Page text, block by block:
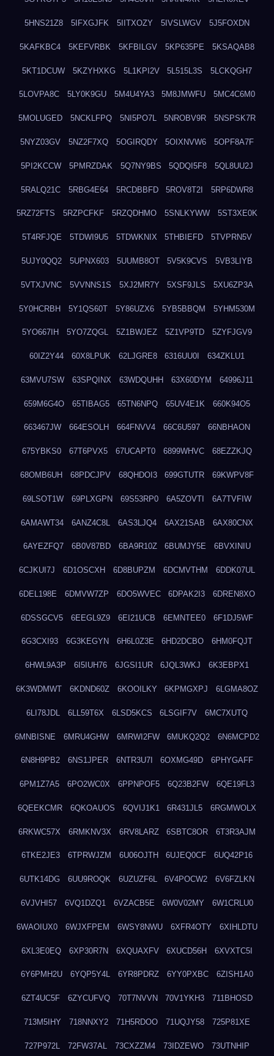
5HNS21Z8 5IFXGJFK 5IITXOZY 5IVSLWGV 5J5FOXDN
5KAFKBC4 5KEFVRBK 5KFBILGV 5KP635PE 5KSAQAB8
5KT1DCUW 5KZYHXKG 5L1KPI2V 5L515L3S 5LCKQGH7
5LOVPA8C 5LY0K9GU 5M4U4YA3 5M8JMWFU 5MC4C6M0
5MOLUGED 5NCKLFPQ 5NI5PO7L 5NROBV9R 5NSPSK7R
5NYZ03GV 5NZ2F7XQ 5OGIRQDY 5OIXNVW6 5OPF8A7F
5PI2KCCW 5PMRZDAK 5Q7NY9BS 5QDQI5F8 5QL8UU2J
5RALQ21C 5RBG4E64 5RCDBBFD 5ROV8T2I 5RP6DWR8
5RZ72FTS 5RZPCFKF 5RZQDHMO 5SNLKYWW 5ST3XE0K
5T4RFJQE 5TDWI9U5 5TDWKNIX 5THBIEFD 5TVPRN5V
5UJY0QQ2 5UPNX603 5UUMB8OT 5V5K9CVS 5VB3LIYB
5VTXJVNC 5VVNNS1S 5XJ2MR7Y 5XSF9JLS 5XU6ZP3A
5Y0HCRBH 5Y1QS60T 5Y86UZX6 5YB5BBQM 5YHM530M
5YO667IH 5YO7ZQGL 5Z1BWJEZ 5Z1VP9TD 5ZYFJGV9
60IZ2Y44 60X8LPUK 62LJGRE8 6316UU0I 634ZKLU1
63MVU7SW 63SPQINX 63WDQUHH 63X60DYM 64996J11
659M6G4O 65TIBAG5 65TN6NPQ 65UV4E1K 660K94O5
663467JW 664ESOLH 664FNVV4 66C6U597 66NBHAON
675YBKS0 67T6PVX5 67UCAPT0 6899WHVC 68EZZKJQ
68OMB6UH 68PDCJPV 68QHDOI3 699GTUTR 69KWPV8F
69LSOT1W 69PLXGPN 69S53RP0 6A5ZOVTI 6A7TVFIW
6AMAWT34 6ANZ4C8L 6AS3LJQ4 6AX21SAB 6AX80CNX
6AYEZFQ7 6B0V87BD 6BA9R10Z 6BUMJY5E 6BVXINIU
6CJKUI7J 6D1OSCXH 6D8BUPZM 6DCMVTHM 6DDK07UL
6DEL198E 6DMVW7ZP 6DO5WVEC 6DPAK2I3 6DREN8XO
6DSSGCV5 6EEGL9Z9 6EI21UCB 6EMNTEE0 6F1DJ5WF
6G3CXI93 6G3KEGYN 6H6L0Z3E 6HD2DCBO 6HM0FQJT
6HWL9A3P 6I5IUH76 6JGSI1UR 6JQL3WKJ 6K3EBPX1
6K3WDMWT 6KDND60Z 6KOOILKY 6KPMGXPJ 6LGMA8OZ
6LI78JDL 6LL59T6X 6LSD5KCS 6LSGIF7V 6MC7XUTQ
6MNBISNE 6MRU4GHW 6MRWI2FW 6MUKQ2Q2 6N6MCPD2
6N8H9PB2 6NS1JPER 6NTR3U7I 6OXMG49D 6PHYGAFF
6PM1Z7A5 6PO2WC0X 6PPNPOF5 6Q23B2FW 6QE19FL3
6QEEKCMR 6QKOAUOS 6QVIJ1K1 6R431JL5 6RGMWOLX
6RKWC57X 6RMKNV3X 6RV8LARZ 6SBTC8OR 6T3R3AJM
6TKE2JE3 6TPRWJZM 6U06OJTH 6UJEQ0CF 6UQ42P16
6UTK14DG 6UU9ROQK 6UZUZF6L 6V4POCW2 6V6FZLKN
6VJVHI57 6VQ1DZQ1 6VZACB5E 6W0V02MY 6W1CRLU0
6WAOIUX0 6WJXFPEM 6WSY8NWU 6XFR4OTY 6XIHLDTU
6XL3E0EQ 6XP30R7N 6XQUAXFV 6XUCD56H 6XVXTC5I
6Y6PMH2U 6YQP5Y4L 6YR8PDRZ 6YY0PXBC 6ZISH1A0
6ZT4UC5F 6ZYCUFVQ 70T7NVVN 70V1YKH3 711BHOSD
713M5IHY 718NNXY2 71H5RDOO 71UQJY58 725P81XE
727P972L 72FW37AL 73CXZZM4 73IDZEWO 73UTNHIP